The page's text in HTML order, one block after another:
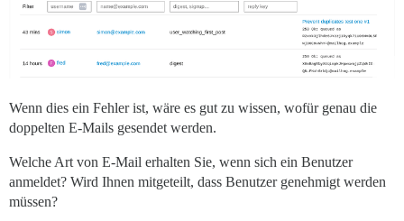
Wenn dies ein Fehler ist, wäre es gut zu wissen, wofür genau die
doppelten E-Mails gesendet werden.
Welche Art von E-Mail erhalten Sie, wenn sich ein Benutzer
anmeldet? Wird Ihnen mitgeteilt, dass Benutzer genehmigt werden
müssen?